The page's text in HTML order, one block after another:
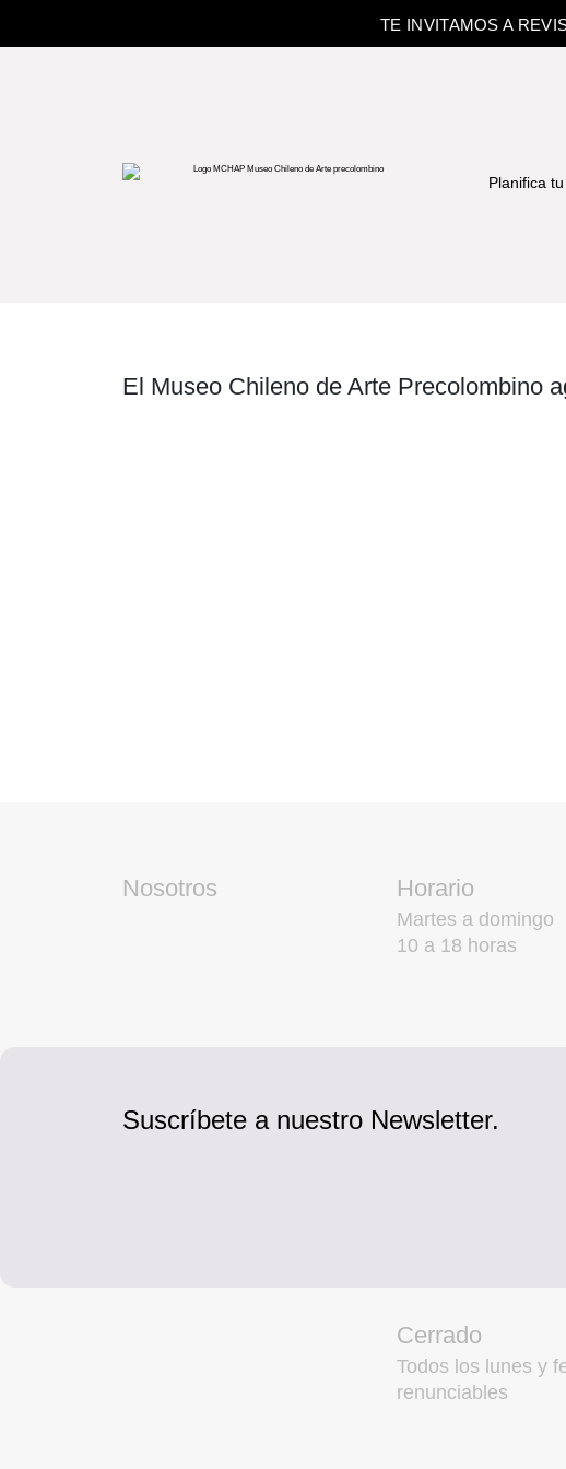
TE INVITAMOS A
Planifica
El Museo Chileno de Arte Precolombino
Nosotros Horario
Martes a domingo
10 a 18 horas
Suscríbete a nuestro Newsletter.
Cerrado
Todos los lunes y
renunciables